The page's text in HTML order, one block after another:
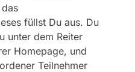
füllst Du aus. Du
unter dem Reiter
Homepage, und
Teilnehmer